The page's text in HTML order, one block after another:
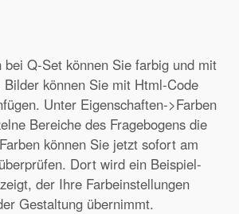
bei Q-Set können Sie farbig und mit
können Sie mit Html-Code
Unter Eigenschaften->Farben
Bereiche des Fragebogens die
können Sie jetzt sofort am
Dort wird ein Beispiel-
der Ihre Farbeinstellungen
Gestaltung übernimmt.